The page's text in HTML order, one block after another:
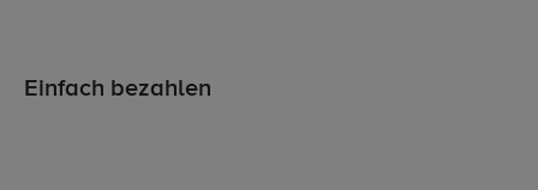
Einfach bezahlen